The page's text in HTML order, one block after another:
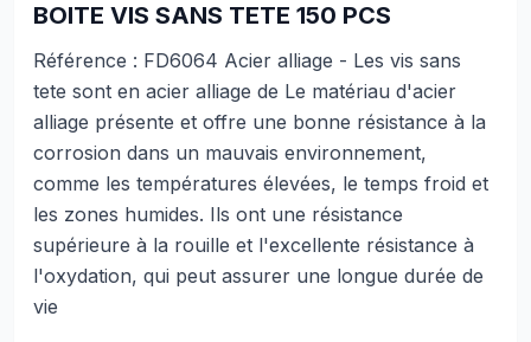
BOITE VIS SANS TETE 150 PCS
Référence : FD6064 Acier alliage - Les vis sans
tete sont en acier alliage de Le matériau d'acier
alliage présente et offre une bonne résistance à la
corrosion dans un mauvais environnement,
comme les températures élevées, le temps froid et
les zones humides. Ils ont une résistance
supérieure à la rouille et l'excellente résistance à
l'oxydation, qui peut assurer une longue durée de
vie